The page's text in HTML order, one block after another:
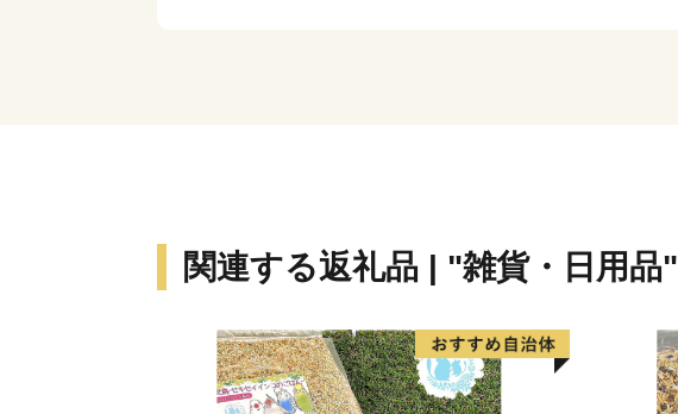
関連する返礼品 | "雑貨・日用品"